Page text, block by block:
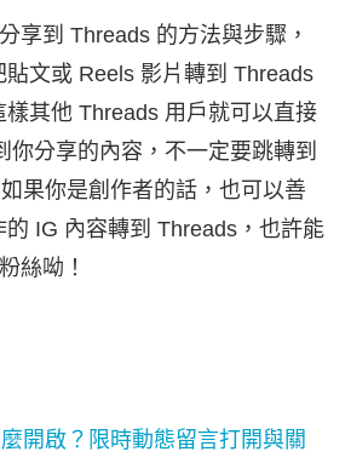
享到 Threads 的方法與步驟，
文或 Reels 影片轉到 Threads
樣其他 Threads 用戶就可以直接
你分享的內容，不一定要跳轉到
果你是創作者的話，也可以善
的 IG 內容轉到 Threads，也許能
絲呦！
開啟？限時動態留言打開與關